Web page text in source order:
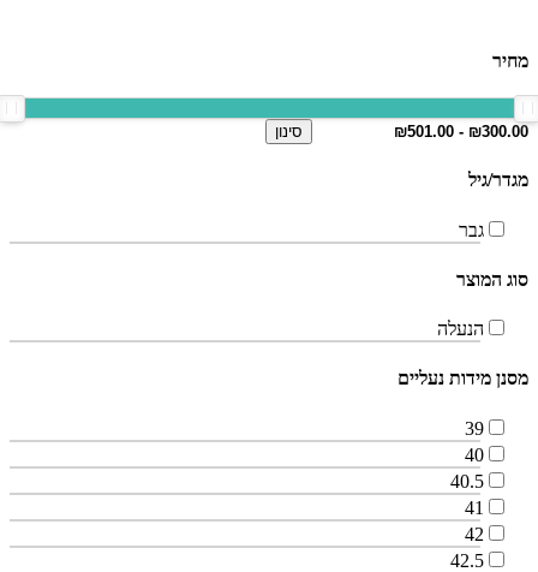
מחיר
סינון
מגדר/גיל
גבר
סוג המוצר
הנעלה
מסנן מידות נעליים
39
40
40.5
41
42
42.5